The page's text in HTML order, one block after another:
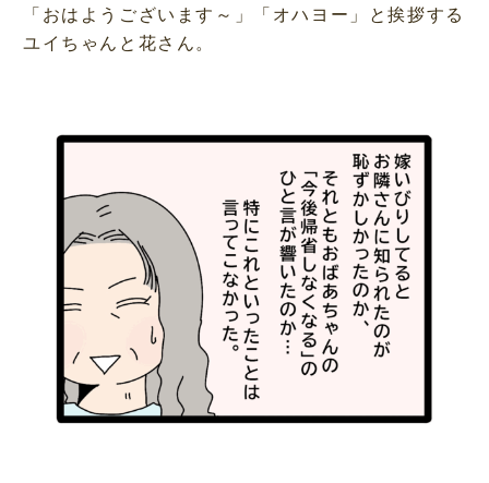
「おはようございます～」「オハヨー」と挨拶する
ユイちゃんと花さん。